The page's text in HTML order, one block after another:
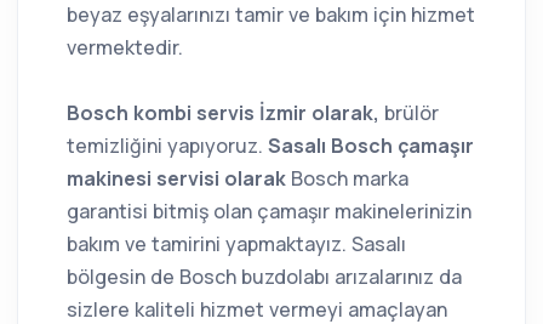
beyaz eşyalarınızı tamir ve bakım için hizmet
vermektedir.
Bosch kombi servis İzmir olarak, brülör
temizliğini yapıyoruz. Sasalı Bosch çamaşır
makinesi servisi olarak Bosch marka
garantisi bitmiş olan çamaşır makinelerinizin
bakım ve tamirini yapmaktayız. Sasalı
bölgesin de Bosch buzdolabı arızalarınız da
sizlere kaliteli hizmet vermeyi amaçlayan